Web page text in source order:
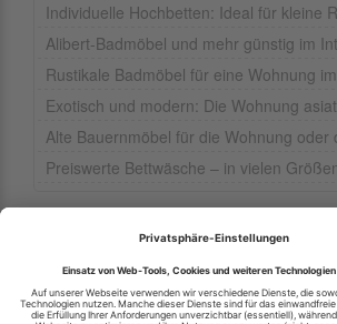
Individuelle Hochbetten: Ideal für kleine
Alibert-Badmöbel und mehr günstig im
Rustikale Badmöbel für eine Wohnung
Exotisch und modern: Die Wohnung
Alte Bauernmöbel für die Wohnung oder
Preiswerte Bettwäsche – in vielen